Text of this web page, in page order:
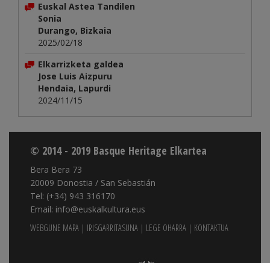
Euskal Astea Tandilen
Sonia
Durango, Bizkaia
2025/02/18
Elkarrizketa galdea
Jose Luis Aizpuru
Hendaia, Lapurdi
2024/11/15
© 2014 - 2019 Basque Heritage Elkartea
Bera Bera 73
20009 Donostia / San Sebastián
Tel: (+34) 943 316170
Email: info@euskalkultura.eus
WEBGUNE MAPA | IRISGARRITASUNA | LEGE OHARRA | KONTAKTUA